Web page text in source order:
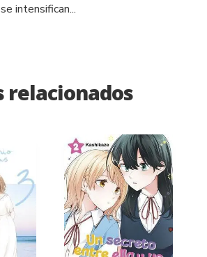
intensifican...
relacionados